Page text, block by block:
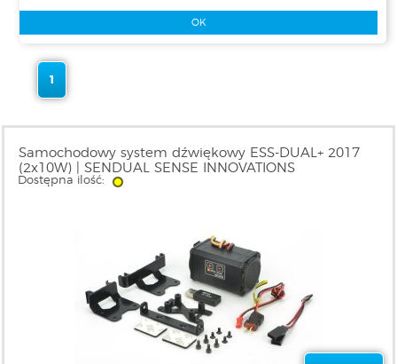
1
Samochodowy system dźwiękowy ESS-DUAL+ 2017
(2x10W) | SENDUAL SENSE INNOVATIONS
Dostępna ilość: